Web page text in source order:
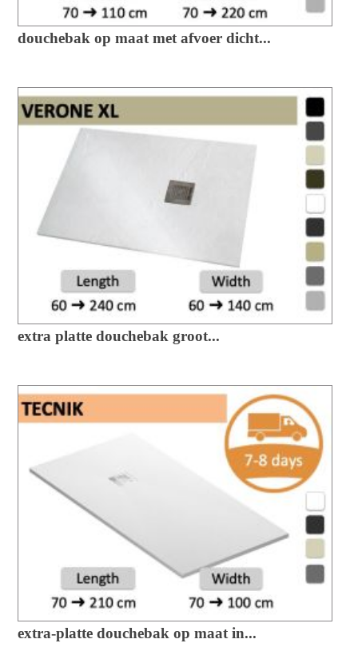
douchebak op maat met afvoer dicht...
extra platte douchebak groot...
extra-platte douchebak op maat in...